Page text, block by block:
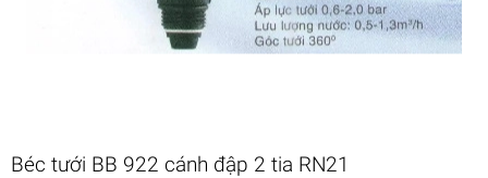
Béc tưới BB 922 cánh đập 2 tia RN21